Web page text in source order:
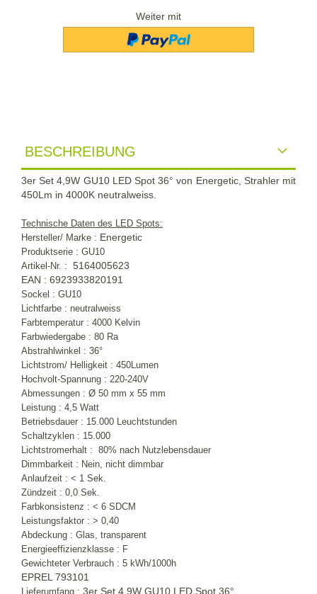
Weiter mit
BESCHREIBUNG
3er Set 4,9W GU10 LED Spot 36° von Energetic, Strahler mit
450Lm in 4000K neutralweiss.
Technische Daten des LED Spots:
Hersteller/ Marke : Energetic
Produktserie : GU10
Artikel-Nr. : 5164005623
EAN : 6923933820191
Sockel : GU10
Lichtfarbe : neutralweiss
Farbtemperatur : 4000 Kelvin
Farbwiedergabe : 80 Ra
Abstrahlwinkel : 36°
Lichtstrom/ Helligkeit : 450Lumen
Hochvolt-Spannung : 220-240V
Abmessungen : Ø 50 mm x 55 mm
Leistung : 4,5 Watt
Betriebsdauer : 15.000 Leuchtstunden
Schaltzyklen : 15.000
Lichtstromerhalt : 80% nach Nutzlebensdauer
Dimmbarkeit : Nein, nicht dimmbar
Anlaufzeit : < 1 Sek.
Zündzeit : 0,0 Sek.
Farbkonsistenz : < 6 SDCM
Leistungsfaktor : > 0,40
Abdeckung : Glas, transparent
Energieeffizienzklasse : F
Gewichteter Verbrauch : 5 kWh/1000h
EPREL 793101
Lieferumfang : 3er Set 4,9W GU10 LED Spot 36°